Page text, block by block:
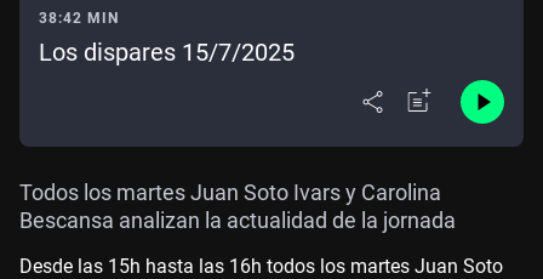
38:42 MIN
Los dispares 15/7/2025
Todos los martes Juan Soto Ivars y Carolina
Bescansa analizan la actualidad de la jornada
Desde las 15h hasta las 16h todos los martes Juan Soto